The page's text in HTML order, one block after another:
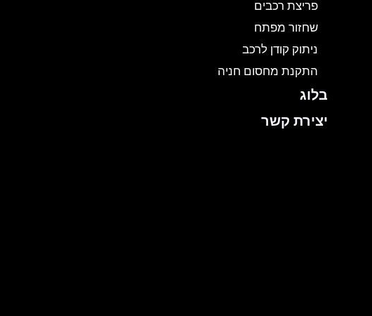
פריצת רכבים
שחזור מפתח
ניתוק קודן לרכב
התקנת מחסום חניה
בלוג
יצירת קשר